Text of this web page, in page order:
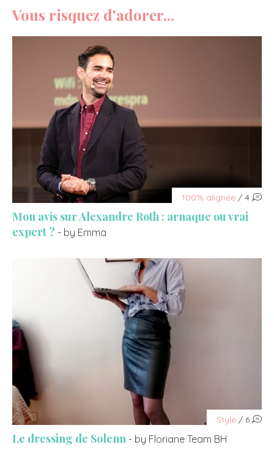
Vous risquez d'adorer...
100% alignée / 4
Mon avis sur Alexandre Roth : arnaque ou vrai
expert ? - by Emma
Style / 6
Le dressing de Solenn - by Floriane Team BH